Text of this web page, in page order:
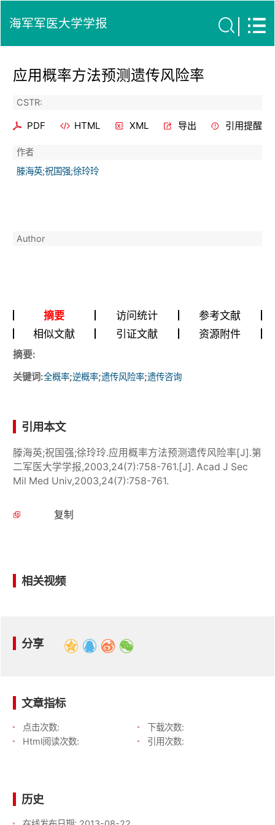
海军军医大学学报
应用概率方法预测遗传风险率
CSTR:
PDF HTML XML 导出 引用提醒
作者
滕海英;祝国强;徐玲玲
Author
摘要 访问统计
参考文献
相似文献
引证文献 资源附件
摘要:
关键词:全概率;逆概率;遗传风险率;遗传咨询
引用本文
滕海英;祝国强;徐玲玲.应用概率方法预测遗传风险率[J].第
二军医大学学报,2003,24(7):758-761.[J]. Acad J Sec
Mil Med Univ,2003,24(7):758-761.
复制
相关视频
分享
文章指标
点击次数:
下载次数:
Html阅读次数:
引用次数:
历史